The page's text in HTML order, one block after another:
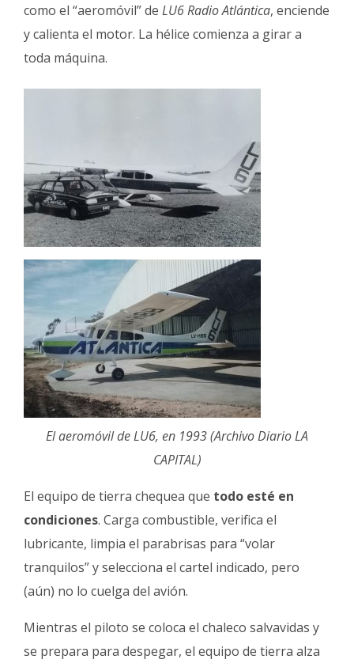
como el “aeromóvil” de LU6 Radio Atlántica, enciende
y calienta el motor. La hélice comienza a girar a
toda máquina.
El aeromóvil de LU6, en 1993 (Archivo Diario LA
CAPITAL)
El equipo de tierra chequea que todo esté en
condiciones. Carga combustible, verifica el
lubricante, limpia el parabrisas para “volar
tranquilos” y selecciona el cartel indicado, pero
(aún) no lo cuelga del avión.
Mientras el piloto se coloca el chaleco salvavidas y
se prepara para despegar, el equipo de tierra alza